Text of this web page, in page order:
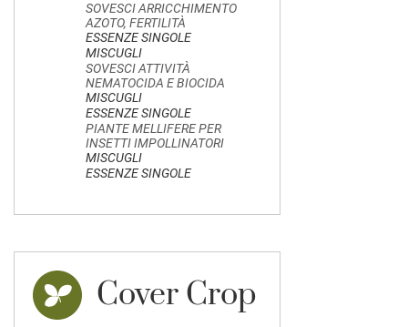
SOVESCI ARRICCHIMENTO
AZOTO, FERTILITÀ
ESSENZE SINGOLE
MISCUGLI
SOVESCI ATTIVITÀ
NEMATOCIDA E BIOCIDA
MISCUGLI
ESSENZE SINGOLE
PIANTE MELLIFERE PER
INSETTI IMPOLLINATORI
MISCUGLI
ESSENZE SINGOLE
Cover Crop